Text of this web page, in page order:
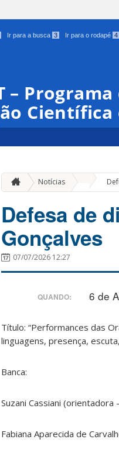
Ir para a busca 3 Ir para o rodapé 4
–
Científica
Notícias
Defesa de
Gonçalves
07/07/2026 12:27
QUANDO: 6 de
Título: “Performances das
linguagens, presença,
Banca:
Suzani Cassiani (orientadora
Fabiana Aparecida de